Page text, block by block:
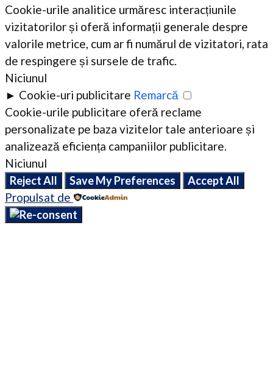
Cookie-urile analitice urmăresc interacțiunile
vizitatorilor și oferă informații generale despre
valorile metrice, cum ar fi numărul de vizitatori, rata
de respingere și sursele de trafic.
Niciunul
► Cookie-uri publicitare Remarcă
Cookie-urile publicitare oferă reclame
personalizate pe baza vizitelor tale anterioare și
analizează eficiența campaniilor publicitare.
Niciunul
Reject All Save My Preferences Accept All
Propulsat de